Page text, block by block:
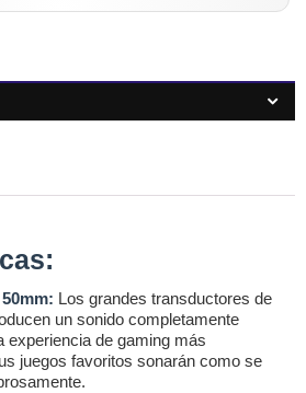
Los grandes transductores de
un sonido completamente
experiencia de gaming más
juegos favoritos sonarán como se